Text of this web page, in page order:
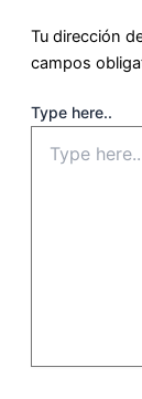
Tu dirección
campos
Type here..